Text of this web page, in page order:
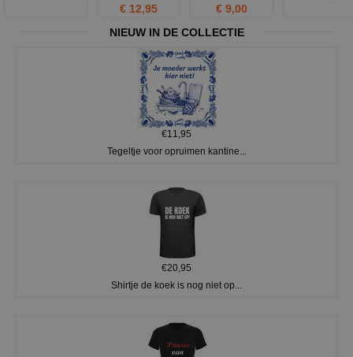
€ 12,95
€ 9,00
NIEUW IN DE COLLECTIE
€11,95
Tegeltje voor opruimen kantine...
€20,95
Shirtje de koek is nog niet op...